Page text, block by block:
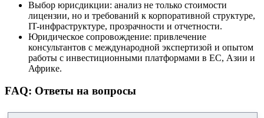
Выбор юрисдикции: анализ не только стоимости
лицензии, но и требований к корпоративной структуре,
IT-инфраструктуре, прозрачности и отчетности.
Юридическое сопровождение: привлечение
консультантов с международной экспертизой и опытом
работы с инвестиционными платформами в ЕС, Азии и
Африке.
FAQ: Ответы на вопросы